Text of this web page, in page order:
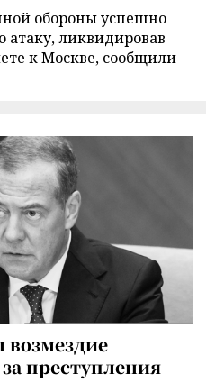
обороны успешно
атаку, ликвидировав
к Москве, сообщили
возмездие
преступления